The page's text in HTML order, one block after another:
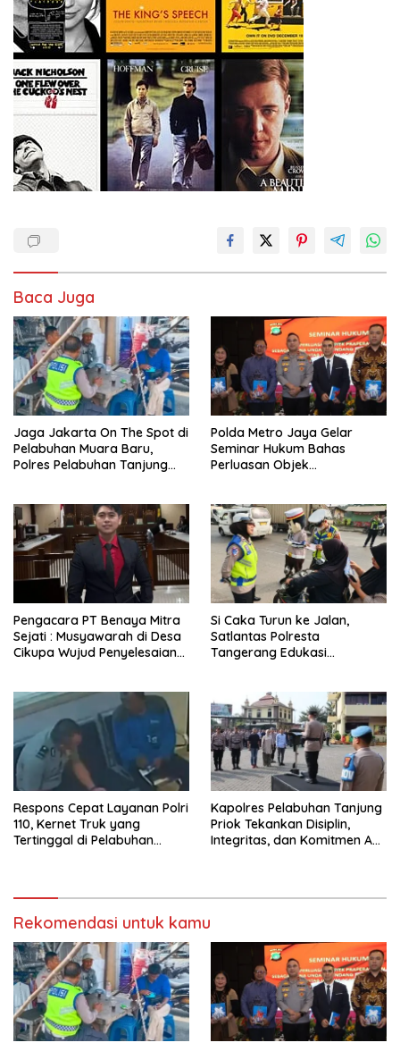
Baca Juga
Jaga Jakarta On The Spot di
Pelabuhan Muara Baru,
Polres Pelabuhan Tanjung
Masyarakat
Polda Metro Jaya Gelar
Seminar Hukum Bahas
Perluasan Objek
Pengacara PT Benaya Mitra
Sejati : Musyawarah di Desa
Cikupa Wujud Penyelesaian
Si Caka Turun ke Jalan,
Satlantas Polresta
Tangerang Edukasi
Respons Cepat Layanan Polri
110, Kernet Truk yang
Tertinggal di Pelabuhan
Kapolres Pelabuhan Tanjung
Priok Tekankan Disiplin,
Integritas, dan Komitmen Anti
Rekomendasi untuk kamu